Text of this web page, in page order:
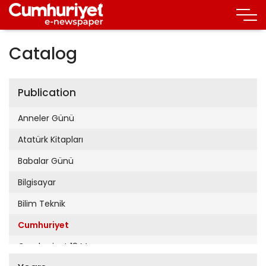
Catalog
Publication
Anneler Günü
Atatürk Kitapları
Babalar Günü
Bilgisayar
Bilim Teknik
Cumhuriyet
Cumhuriyet 19 Mayıs